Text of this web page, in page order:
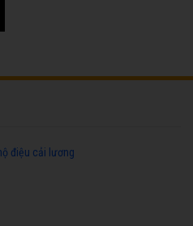
điệu cải lương